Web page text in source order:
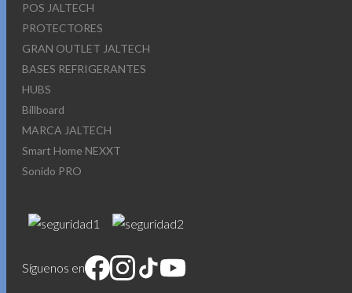
POS JALTECH
PROTECTORES
GRAN OUTLET JALTECH
BASES REFRIGERANTES
HUBS
Billboard
MARCA JALTECH
Smart Home NEXXT
Sonido PRO
Síguenos en